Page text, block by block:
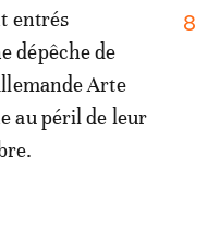
entrés
dépêche de
Arte
au péril de leur
8